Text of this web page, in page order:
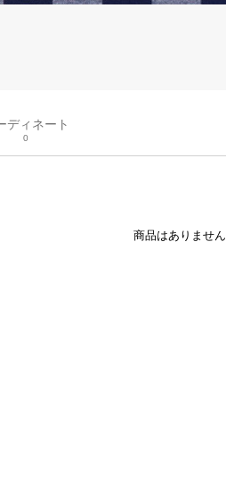
ディネート
0
商品はありません